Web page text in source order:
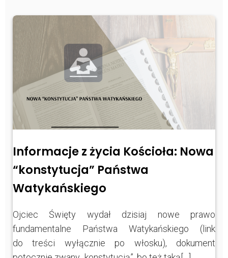
Informacje z życia Kościoła: Nowa
“konstytucja” Państwa
Watykańskiego
Ojciec Święty wydał dzisiaj nowe prawo
fundamentalne Państwa Watykańskiego (link
do treści wyłącznie po włosku), dokument